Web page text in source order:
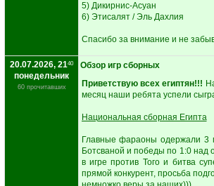
5) Дикирнис-Асуан
6) Этисалят / Эль Дахлия
Спасибо за внимание и не
20.07.2026, 2140
понедельник
60 прочитавших
Обзор игр сборных
Приветствую всех египтян!!!
месяц наши ребята успели
Национальная сборная Египта
Главные фараоны одержали 3
Ботсваной и победы по 1:0 над
в игре против Того и битва
прямой конкурент, просьба